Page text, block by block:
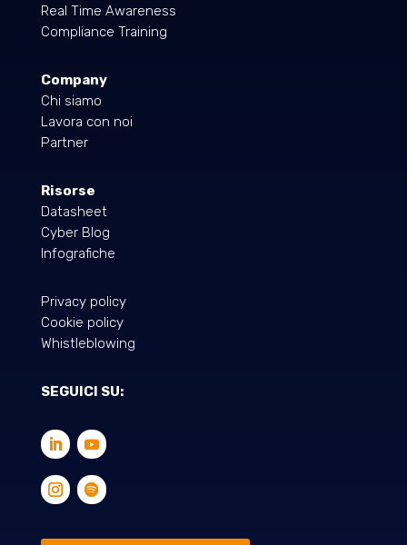
Real Time Awareness
Compliance Training
Company
Chi siamo
Lavora con noi
Partner
Risorse
Datasheet
Cyber Blog
Infografiche
Privacy policy
Cookie policy
Whistleblowing
SEGUICI SU: